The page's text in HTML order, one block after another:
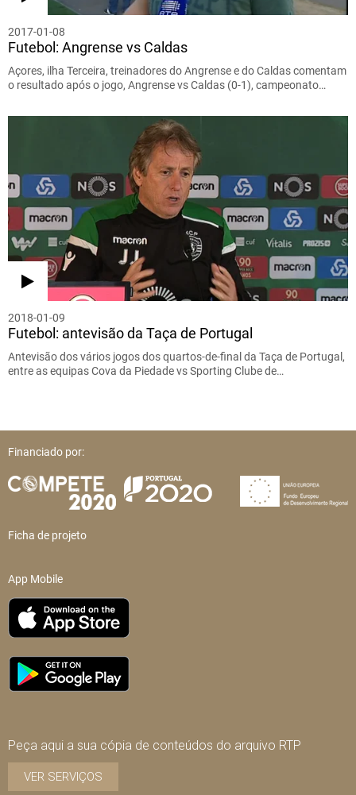
2017-01-08
Futebol: Angrense vs Caldas
Açores, ilha Terceira, treinadores do Angrense e do Caldas comentam
o resultado após o jogo, Angrense vs Caldas (0-1), campeonato…
2018-01-09
Futebol: antevisão da Taça de Portugal
Antevisão dos vários jogos dos quartos-de-final da Taça de Portugal,
entre as equipas Cova da Piedade vs Sporting Clube de…
Financiado por:
Ficha de projeto
App Mobile
Peça aqui a sua cópia de conteúdos do arquivo RTP
VER SERVIÇOS